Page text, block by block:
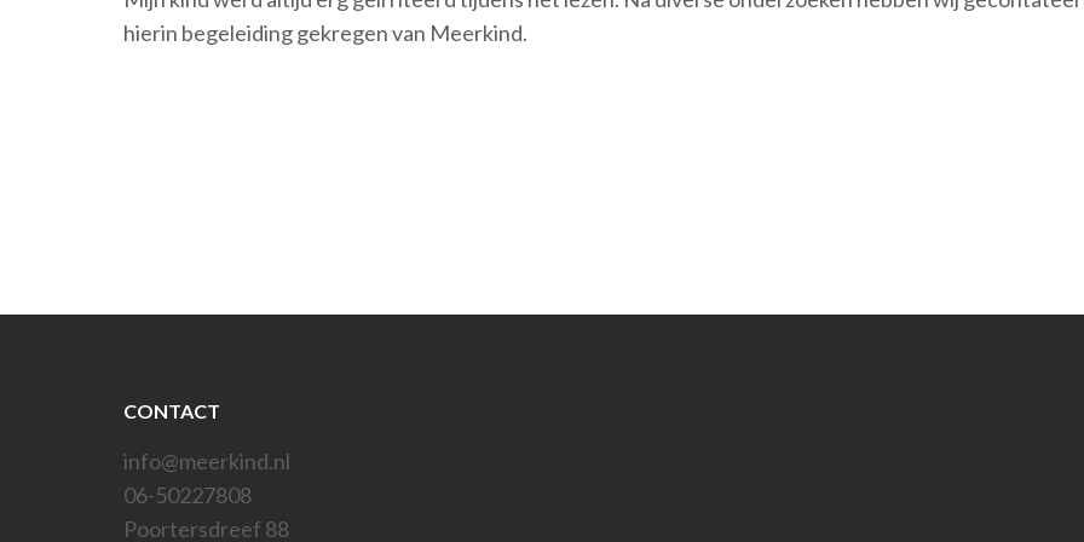
hierin begeleiding gekregen van Meerkind.
CONTACT
info@meerkind.nl
06-50227808
Poortersdreef 88